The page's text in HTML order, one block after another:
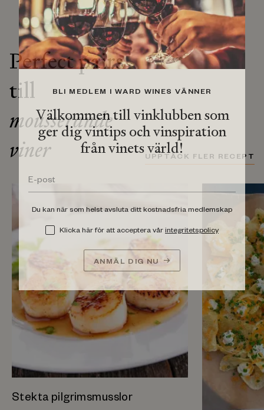
BLI MEDLEM I WARD WINES VÄNNER
Välkommen till vinklubben som
ger dig vintips och vinspiration
från vinets värld!
Du kan när som helst avsluta ditt kostnadsfria medlemskap
Klicka här för att acceptera vår integritetspolicy
ANMÄL DIG NU
Perfect pairs
till
mousserande
viner
UPPTÄCK FLER RECEPT
Stekta pilgrimsmusslor